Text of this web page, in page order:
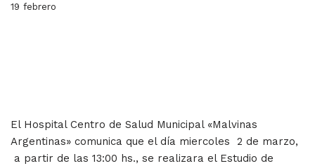
19 febrero
El Hospital Centro de Salud Municipal «Malvinas
Argentinas» comunica que el día miercoles 2 de marzo,
a partir de las 13:00 hs., se realizara el Estudio de